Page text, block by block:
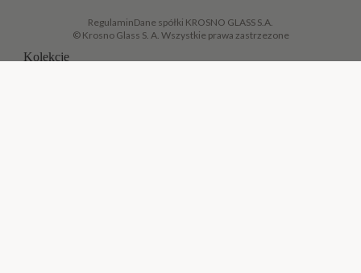
Kolekcje
RegulaminDane spółki KROSNO GLASS S.A.
© Krosno Glass S. A. Wszystkie prawa zastrzezone